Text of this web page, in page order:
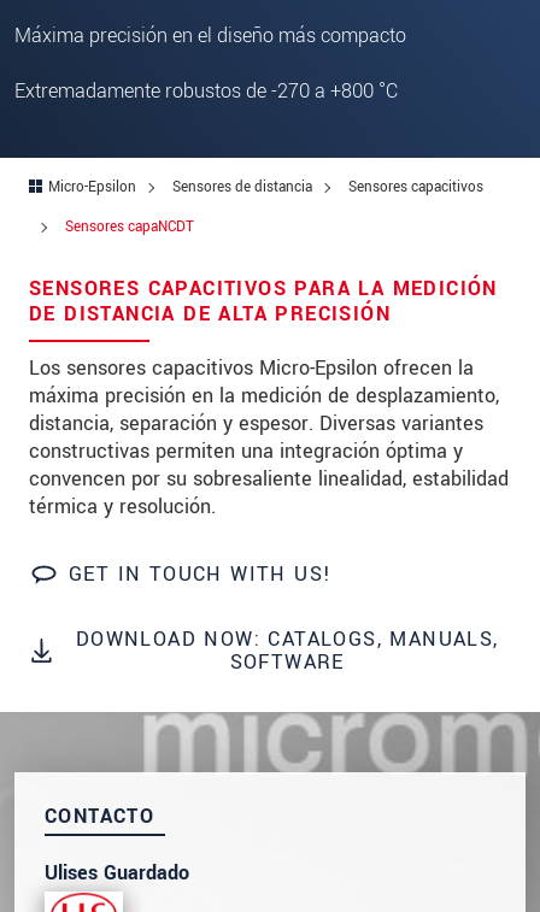
Máxima precisión en el diseño más compacto
Extremadamente robustos de -270 a +800 °C
Micro-Epsilon Sensores de distancia
Sensores capacitivos
Sensores capaNCDT
SENSORES CAPACITIVOS PARA LA MEDICIÓN
DE DISTANCIA DE ALTA PRECISIÓN
Los sensores capacitivos Micro-Epsilon ofrecen la
máxima precisión en la medición de desplazamiento,
distancia, separación y espesor. Diversas variantes
constructivas permiten una integración óptima y
convencen por su sobresaliente linealidad, estabilidad
térmica y resolución.
GET IN TOUCH WITH US!
DOWNLOAD NOW: CATALOGS, MANUALS,
SOFTWARE
CONTACTO
Ulises Guardado
Telephone
E-Mail*
Message *
* Mandatory fields
We treat your data confidentially. Please read our
data privacy statement.